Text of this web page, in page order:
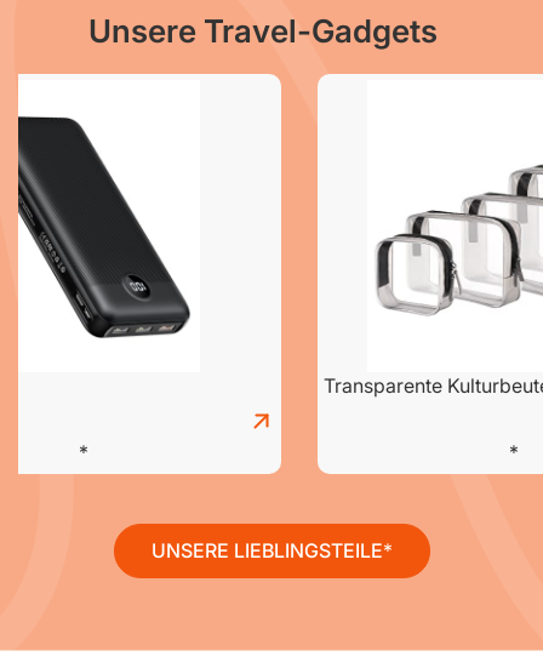
Unsere Travel-Gadgets
Transparente
UNSERE LIEBLINGSTEILE